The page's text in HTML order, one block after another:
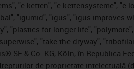
"e-ketten", "e-kettensysteme", "e-
"igumid", "igus", "igus improves
"plastics for longer life", "polymore",
"take the dryway",
SE & Co. KG, Köln, în Republica
de proprietate intelectuală